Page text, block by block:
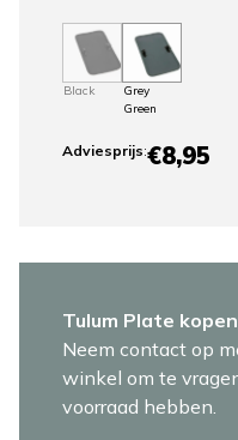
Black
Grey
Green
Adviesprijs:€8,95
Tulum Plate
Neem contact op
winkel om te
voorraad hebben.